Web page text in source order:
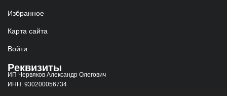
Избранное
Карта сайта
Войти
Реквизиты
ИП Червяков Александр Олегович
ИНН: 930200056734